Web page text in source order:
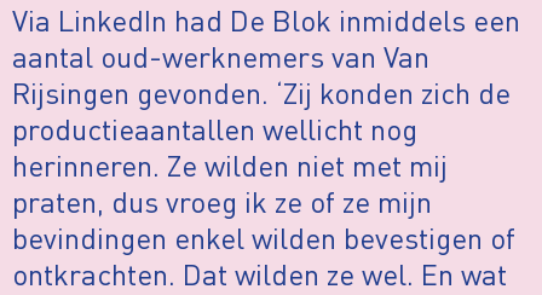
Via LinkedIn had De Blok inmiddels een
aantal oud-werknemers van Van
Rijsingen gevonden. ‘Zij konden zich de
productieaantallen wellicht nog
herinneren. Ze wilden niet met mij
praten, dus vroeg ik ze of ze mijn
bevindingen enkel wilden bevestigen of
ontkrachten. Dat wilden ze wel. En wat